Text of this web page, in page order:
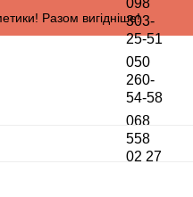
Разом вигідніше!
098
303-
25-51
050
260-
54-58
068
558
02 27